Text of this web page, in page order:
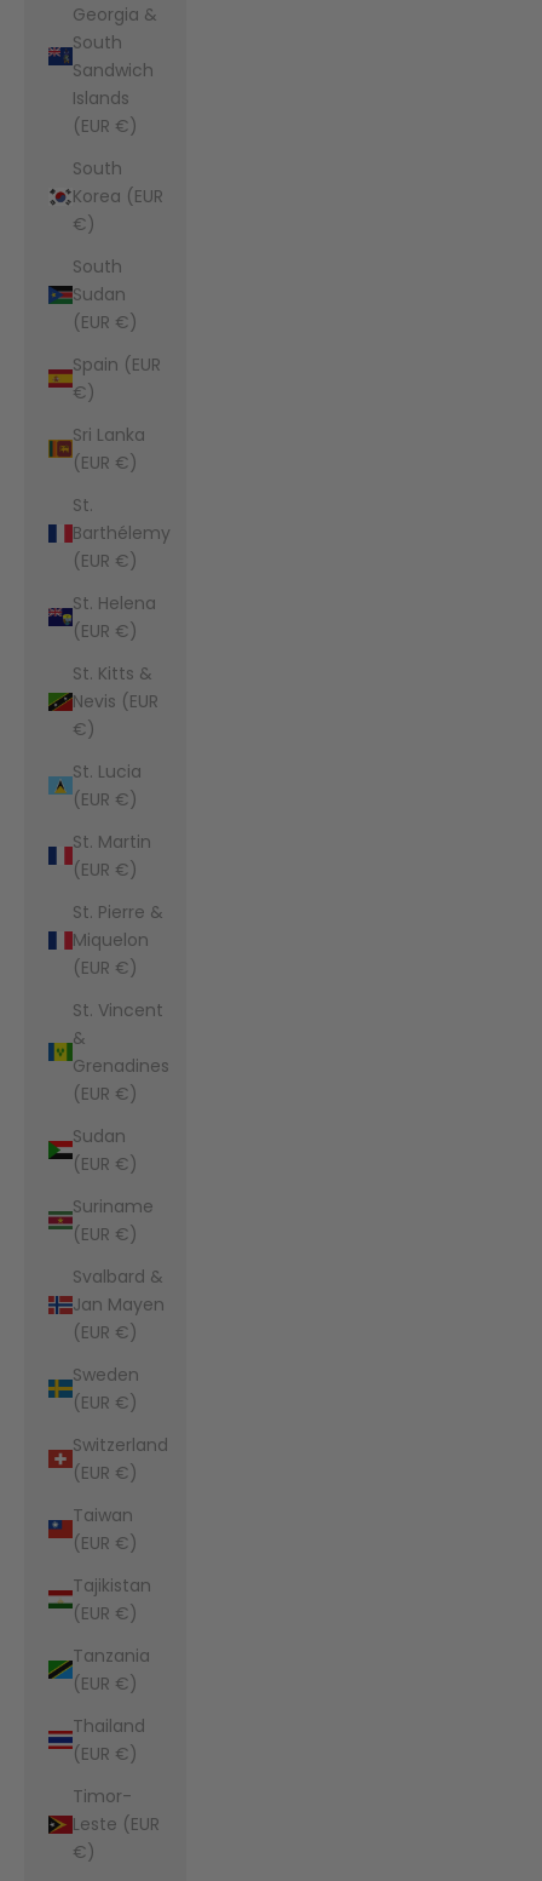
Georgia &
South
Sandwich
Islands
(EUR €)
South
Korea (EUR
€)
South
Sudan
(EUR €)
Spain (EUR
€)
Sri Lanka
(EUR €)
St.
Barthélemy
(EUR €)
St. Helena
(EUR €)
St. Kitts &
Nevis (EUR
€)
St. Lucia
(EUR €)
St. Martin
(EUR €)
St. Pierre &
Miquelon
(EUR €)
St. Vincent
&
Grenadines
(EUR €)
Sudan
(EUR €)
Suriname
(EUR €)
Svalbard &
Jan Mayen
(EUR €)
Sweden
(EUR €)
Switzerland
(EUR €)
Taiwan
(EUR €)
Tajikistan
(EUR €)
Tanzania
(EUR €)
Thailand
(EUR €)
Timor-
Leste (EUR
€)